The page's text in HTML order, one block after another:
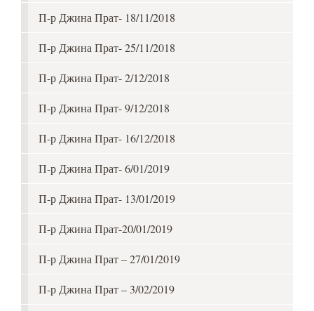
П-р Джина Прат- 18/11/2018
П-р Джина Прат- 25/11/2018
П-р Джина Прат- 2/12/2018
П-р Джина Прат- 9/12/2018
П-р Джина Прат- 16/12/2018
П-р Джина Прат- 6/01/2019
П-р Джина Прат- 13/01/2019
П-р Джина Прат-20/01/2019
П-р Джина Прат – 27/01/2019
П-р Джина Прат – 3/02/2019